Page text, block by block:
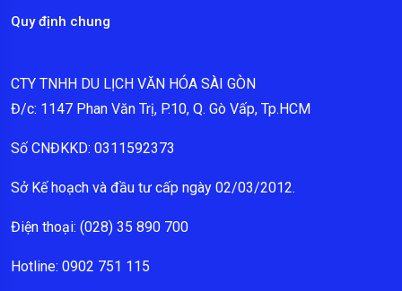
Quy định chung
CTY TNHH DU LỊCH VĂN HÓA SÀI GÒN
Đ/c: 1147 Phan Văn Trị, P.10, Q. Gò Vấp, Tp.HCM
Số CNĐKKD: 0311592373
Sở Kế hoạch và đầu tư cấp ngày 02/03/2012.
Điện thoại: (028) 35 890 700
Hotline: 0902 751 115